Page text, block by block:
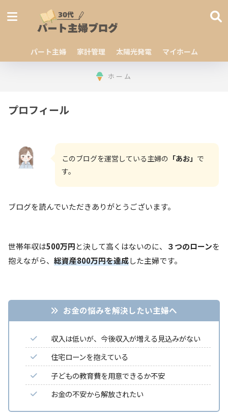
パート主婦 家計管理 太陽光発電 マイホーム
ホーム
プロフィール
このブログを運営している主婦の 「あお」 で
す。
ブログを読んでいただきありがとうございます。
世帯年収は500万円と決して高くはないのに、 ３つのローンを
抱えながら、 総資産800万円を達成した主婦です。
お金の悩みを解決したい主婦へ
収入は低いが、今後収入が増える見込みがない
住宅ローンを抱えている
子どもの教育費を用意できるか不安
お金の不安から解放されたい